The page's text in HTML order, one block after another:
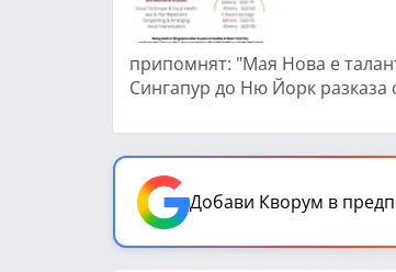
припомнят: "Мая Нова е
Сингапур до Ню Йорк разказа
Добави Кворум в